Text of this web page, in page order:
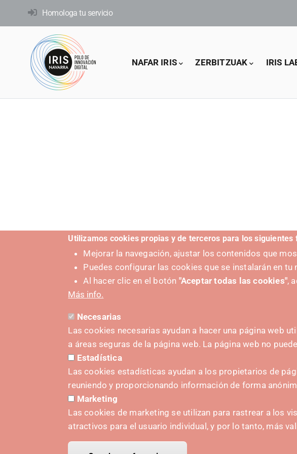
Homologa tu servicio
Main
NAFAR IRIS ZERBITZUAK IRIS
SUSTATZAILEA
Utilizamos cookies propias y de terceros para los siguientes
Mejorar la navegación, ajustar los contenidos que
Puedes configurar las cookies que se instalarán en tu
Al hacer clic en el botón "Aceptar todas las cookies",
Más info.
Necesarias
Las cookies necesarias ayudan a hacer una página web
a áreas seguras de la página web. La página web no
Estadística
Las cookies estadísticas ayudan a los propietarios de
reuniendo y proporcionando información de forma
Marketing
Las cookies de marketing se utilizan para rastrear a los
atractivos para el usuario individual, y por lo tanto, más